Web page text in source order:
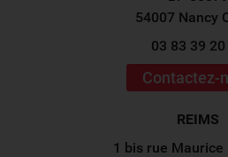
54007 Nancy
03 83 39 20
Contactez-
REIMS
1 bis rue Maurice